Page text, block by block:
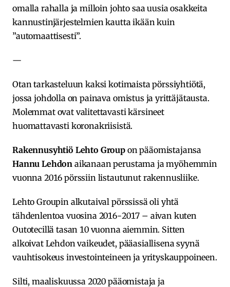
omalla rahalla ja milloin johto saa uusia osakkeita
kannustinjärjestelmien kautta ikään kuin
”automaattisesti”.
—
Otan tarkasteluun kaksi kotimaista pörssiyhtiötä,
jossa johdolla on painava omistus ja yrittäjätausta.
Molemmat ovat valitettavasti kärsineet
huomattavasti koronakriisistä.
Rakennusyhtiö Lehto Group on pääomistajansa
Hannu Lehdon aikanaan perustama ja myöhemmin
vuonna 2016 pörssiin listautunut rakennusliike.
Lehto Groupin alkutaival pörssissä oli yhtä
tähdenlentoa vuosina 2016-2017 – aivan kuten
Outotecillä tasan 10 vuonna aiemmin. Sitten
alkoivat Lehdon vaikeudet, pääasiallisena syynä
vauhtisokeus investointeineen ja yrityskauppoineen.
Silti, maaliskuussa 2020 pääomistaja ja